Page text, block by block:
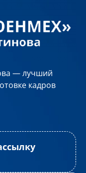
— лучший
кадров